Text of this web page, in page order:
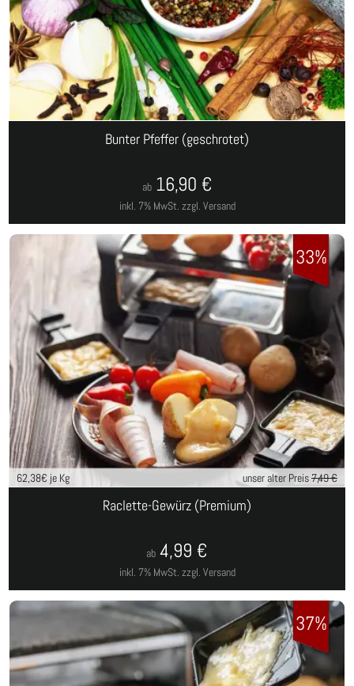
Bunter Pfeffer (geschrotet)
inkl. 7% MwSt. zzgl. Versand
ab 16,90 €
62,38€ je Kg unser alter Preis7,49 €
Raclette-Gewürz (Premium)
inkl. 7% MwSt. zzgl. Versand
ab 4,99 €
33%
37%